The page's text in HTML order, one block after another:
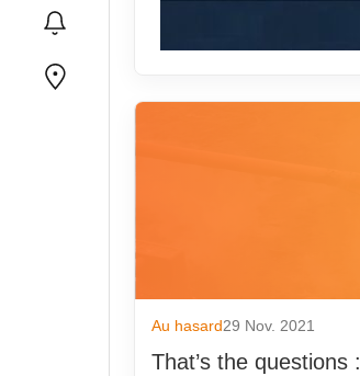
Au hasard29 Nov. 2021
That’s the questions :